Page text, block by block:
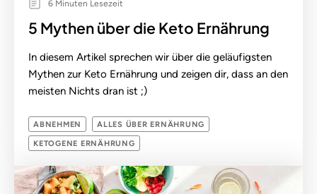
6 Minuten Lesezeit
5 Mythen über die Keto Ernährung
In diesem Artikel sprechen wir über die geläufigsten
Mythen zur Keto Ernährung und zeigen dir, dass an den
meisten Nichts dran ist ;)
ABNEHMEN ALLES ÜBER ERNÄHRUNG
KETOGENE ERNÄHRUNG